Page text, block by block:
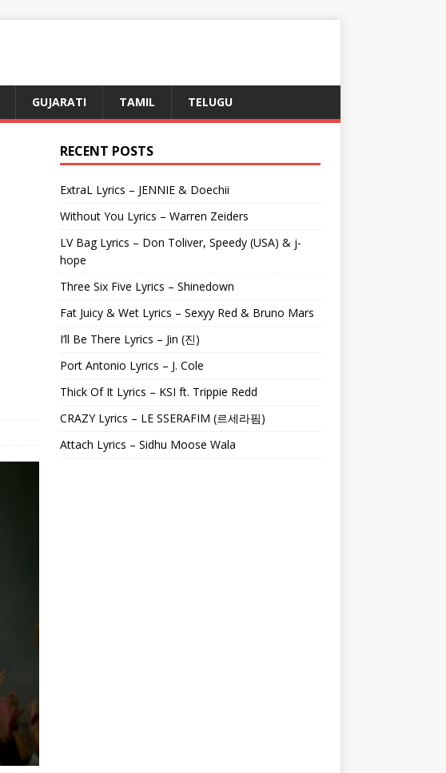
GUJARATI TAMIL TELUGU
RECENT POSTS
ExtraL Lyrics – JENNIE & Doechii
Without You Lyrics – Warren Zeiders
LV Bag Lyrics – Don Toliver, Speedy (USA) & j-
hope
Three Six Five Lyrics – Shinedown
Fat Juicy & Wet Lyrics – Sexyy Red & Bruno Mars
I’ll Be There Lyrics – Jin (진)
Port Antonio Lyrics – J. Cole
Thick Of It Lyrics – KSI ft. Trippie Redd
CRAZY Lyrics – LE SSERAFIM (르세라핌)
Attach Lyrics – Sidhu Moose Wala